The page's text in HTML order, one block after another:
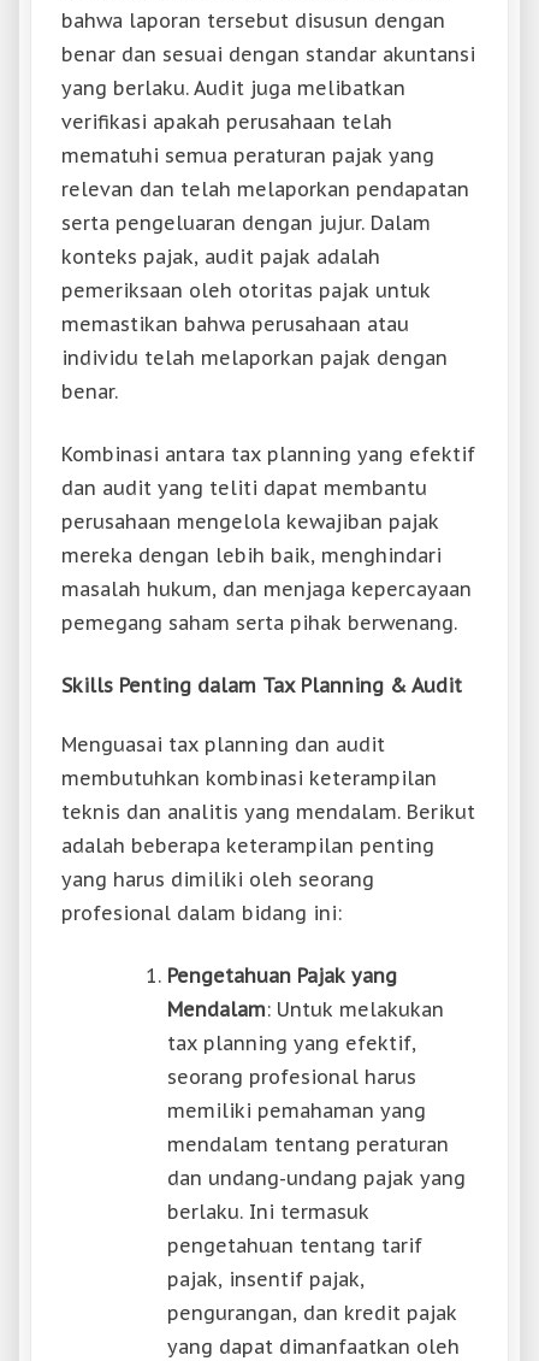
bahwa laporan tersebut disusun dengan
benar dan sesuai dengan standar akuntansi
yang berlaku. Audit juga melibatkan
verifikasi apakah perusahaan telah
mematuhi semua peraturan pajak yang
relevan dan telah melaporkan pendapatan
serta pengeluaran dengan jujur. Dalam
konteks pajak, audit pajak adalah
pemeriksaan oleh otoritas pajak untuk
memastikan bahwa perusahaan atau
individu telah melaporkan pajak dengan
benar.
Kombinasi antara tax planning yang efektif
dan audit yang teliti dapat membantu
perusahaan mengelola kewajiban pajak
mereka dengan lebih baik, menghindari
masalah hukum, dan menjaga kepercayaan
pemegang saham serta pihak berwenang.
Skills Penting dalam Tax Planning & Audit
Menguasai tax planning dan audit
membutuhkan kombinasi keterampilan
teknis dan analitis yang mendalam. Berikut
adalah beberapa keterampilan penting
yang harus dimiliki oleh seorang
profesional dalam bidang ini:
Pengetahuan Pajak yang
Mendalam: Untuk melakukan
tax planning yang efektif,
seorang profesional harus
memiliki pemahaman yang
mendalam tentang peraturan
dan undang-undang pajak yang
berlaku. Ini termasuk
pengetahuan tentang tarif
pajak, insentif pajak,
pengurangan, dan kredit pajak
yang dapat dimanfaatkan oleh